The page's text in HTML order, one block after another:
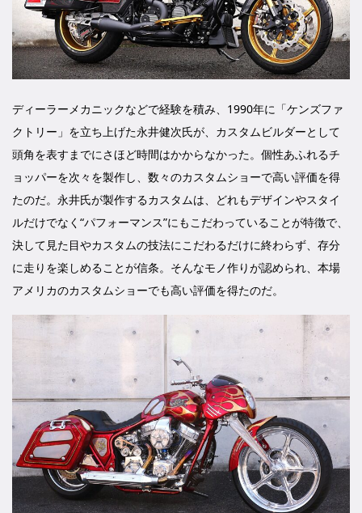
ディーラーメカニックなどで経験を積み、1990年に「ケンズファ
クトリー」を立ち上げた永井健次氏が、カスタムビルダーとして
頭角を表すまでにさほど時間はかからなかった。個性あふれるチ
ョッパーを次々を製作し、数々のカスタムショーで高い評価を得
たのだ。永井氏が製作するカスタムは、どれもデザインやスタイ
ルだけでなく“パフォーマンス”にもこだわっていることが特徴で、
決して見た目やカスタムの技法にこだわるだけに終わらず、存分
に走りを楽しめることが信条。そんなモノ作りが認められ、本場
アメリカのカスタムショーでも高い評価を得たのだ。